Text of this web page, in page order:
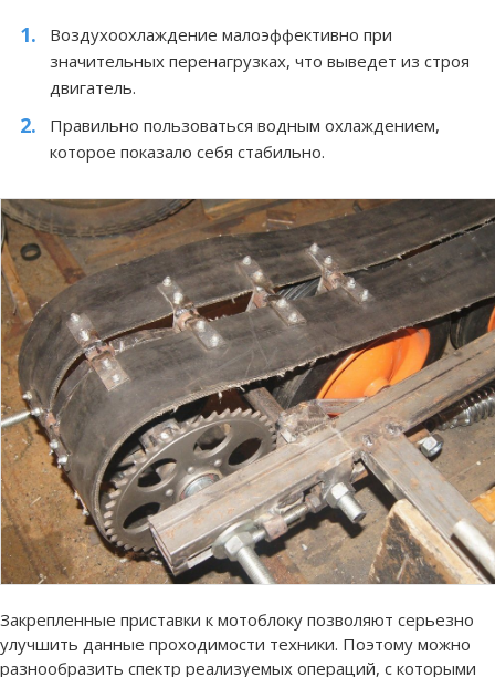
Воздухоохлаждение малоэффективно при
значительных перенагрузках, что выведет из строя
двигатель.
Правильно пользоваться водным охлаждением,
которое показало себя стабильно.
Закрепленные приставки к мотоблоку позволяют серьезно
улучшить данные проходимости техники. Поэтому можно
разнообразить спектр реализуемых операций, с которыми